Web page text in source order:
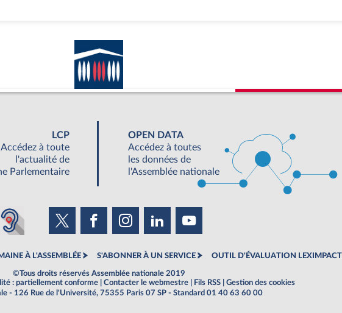
LCP
Accédez à toute
l'actualité de
Parlementaire
OPEN DATA
Accédez à toutes
les données de
l'Assemblée nationale
À L'ASSEMBLÉE S'ABONNER À UN SERVICE OUTIL D'ÉVALUATION LEXIMPACT
©Tous droits réservés Assemblée nationale 2019
: partiellement conforme Contacter le webmestre Fils RSS
Gestion des cookies
- 126 Rue de l'Université, 75355 Paris 07 SP - Standard 01 40 63 60 00